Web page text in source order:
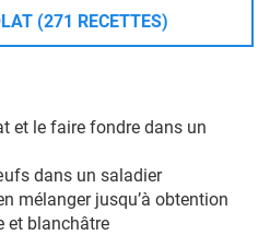
(271 RECETTES)
et le faire fondre dans un
dans un saladier
mélanger jusqu’à obtention
et blanchâtre